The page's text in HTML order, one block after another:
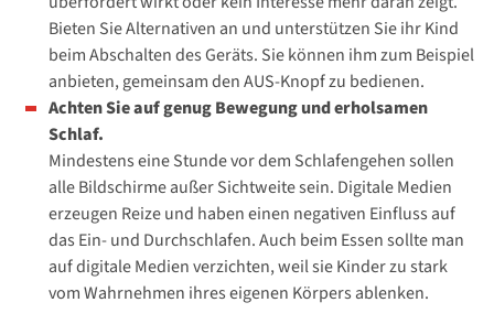
Bieten Sie Alternativen an und unterstützen Sie ihr Kind
beim Abschalten des Geräts. Sie können ihm zum Beispiel
anbieten, gemeinsam den AUS-Knopf zu bedienen.
Achten Sie auf genug Bewegung und erholsamen
Schlaf.
Mindestens eine Stunde vor dem Schlafengehen sollen
alle Bildschirme außer Sichtweite sein. Digitale Medien
erzeugen Reize und haben einen negativen Einfluss auf
das Ein- und Durchschlafen. Auch beim Essen sollte man
auf digitale Medien verzichten, weil sie Kinder zu stark
vom Wahrnehmen ihres eigenen Körpers ablenken.